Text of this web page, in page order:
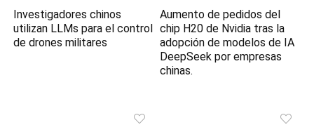
Investigadores chinos
utilizan LLMs para el control
de drones militares
Aumento de pedidos del
chip H20 de Nvidia tras la
adopción de modelos de IA
DeepSeek por empresas
chinas.